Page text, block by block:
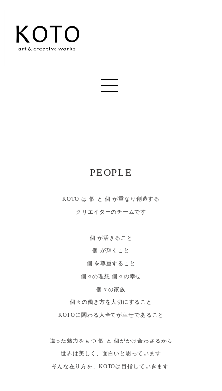
PEOPLE
KOTO は 個 と 個 が重なり創造する
クリエイターのチームです
個 が活きること
個 が輝くこと
個 を尊重すること
個々の理想 個々の幸せ
個々の家族
個々の働き方を大切にすること
KOTOに関わる人全てが幸せであること
違った魅力をもつ 個 と 個がかけ合わさるから
世界は美しく、面白いと思っています
そんな在り方を、KOTOは目指していきます